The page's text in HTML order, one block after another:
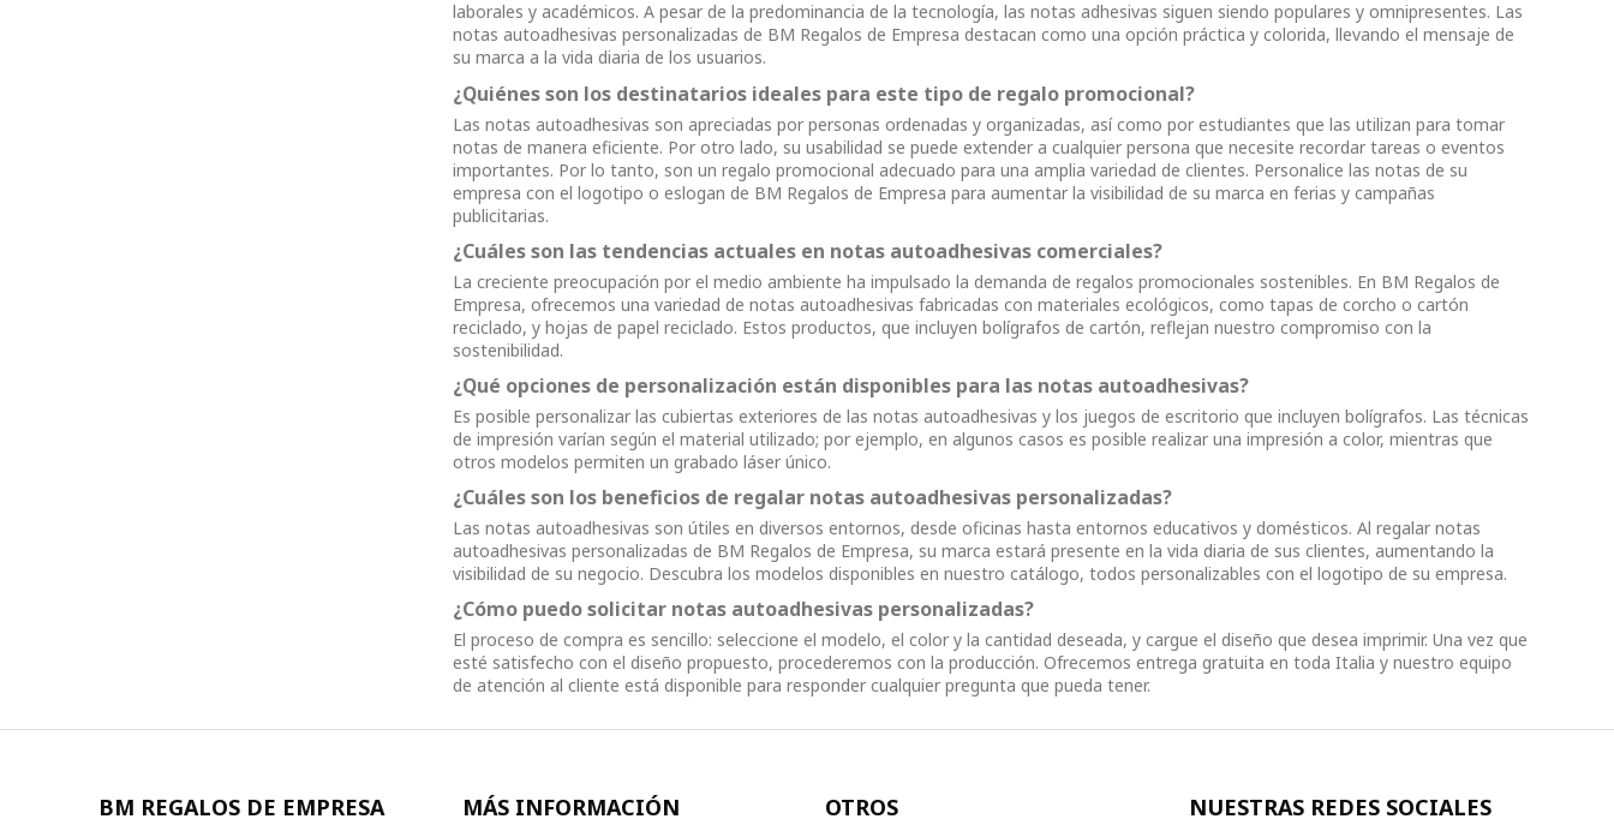
laborales y académicos. A pesar de la predominancia de la tecnología, las notas adhesivas siguen siendo populares y omnipresentes. Las
notas autoadhesivas personalizadas de BM Regalos de Empresa destacan como una opción práctica y colorida, llevando el mensaje de
su marca a la vida diaria de los usuarios.
¿Quiénes son los destinatarios ideales para este tipo de regalo promocional?
Las notas autoadhesivas son apreciadas por personas ordenadas y organizadas, así como por estudiantes que las utilizan para tomar
notas de manera eficiente. Por otro lado, su usabilidad se puede extender a cualquier persona que necesite recordar tareas o eventos
importantes. Por lo tanto, son un regalo promocional adecuado para una amplia variedad de clientes. Personalice las notas de su
empresa con el logotipo o eslogan de BM Regalos de Empresa para aumentar la visibilidad de su marca en ferias y campañas
publicitarias.
¿Cuáles son las tendencias actuales en notas autoadhesivas comerciales?
La creciente preocupación por el medio ambiente ha impulsado la demanda de regalos promocionales sostenibles. En BM Regalos de
Empresa, ofrecemos una variedad de notas autoadhesivas fabricadas con materiales ecológicos, como tapas de corcho o cartón
reciclado, y hojas de papel reciclado. Estos productos, que incluyen bolígrafos de cartón, reflejan nuestro compromiso con la
sostenibilidad.
¿Qué opciones de personalización están disponibles para las notas autoadhesivas?
Es posible personalizar las cubiertas exteriores de las notas autoadhesivas y los juegos de escritorio que incluyen bolígrafos. Las técnicas
de impresión varían según el material utilizado; por ejemplo, en algunos casos es posible realizar una impresión a color, mientras que
otros modelos permiten un grabado láser único.
¿Cuáles son los beneficios de regalar notas autoadhesivas personalizadas?
Las notas autoadhesivas son útiles en diversos entornos, desde oficinas hasta entornos educativos y domésticos. Al regalar notas
autoadhesivas personalizadas de BM Regalos de Empresa, su marca estará presente en la vida diaria de sus clientes, aumentando la
visibilidad de su negocio. Descubra los modelos disponibles en nuestro catálogo, todos personalizables con el logotipo de su empresa.
¿Cómo puedo solicitar notas autoadhesivas personalizadas?
El proceso de compra es sencillo: seleccione el modelo, el color y la cantidad deseada, y cargue el diseño que desea imprimir. Una vez que
esté satisfecho con el diseño propuesto, procederemos con la producción. Ofrecemos entrega gratuita en toda Italia y nuestro equipo
de atención al cliente está disponible para responder cualquier pregunta que pueda tener.
BM REGALOS DE EMPRESA MÁS INFORMACIÓN OTROS NUESTRAS REDES SOCIALES